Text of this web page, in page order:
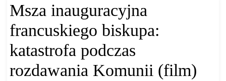
Msza inauguracyjna
francuskiego biskupa:
katastrofa podczas
rozdawania Komunii (film)